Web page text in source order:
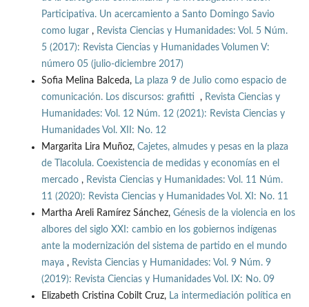
Participativa. Un acercamiento a Santo Domingo Savio
como lugar , Revista Ciencias y Humanidades: Vol. 5 Núm.
5 (2017): Revista Ciencias y Humanidades Volumen V:
número 05 (julio-diciembre 2017)
Sofia Melina Balceda, La plaza 9 de Julio como espacio de
comunicación. Los discursos: grafitti , Revista Ciencias y
Humanidades: Vol. 12 Núm. 12 (2021): Revista Ciencias y
Humanidades Vol. XII: No. 12
Margarita Lira Muñoz, Cajetes, almudes y pesas en la plaza
de Tlacolula. Coexistencia de medidas y economías en el
mercado , Revista Ciencias y Humanidades: Vol. 11 Núm.
11 (2020): Revista Ciencias y Humanidades Vol. XI: No. 11
Martha Areli Ramírez Sánchez, Génesis de la violencia en los
albores del siglo XXI: cambio en los gobiernos indígenas
ante la modernización del sistema de partido en el mundo
maya , Revista Ciencias y Humanidades: Vol. 9 Núm. 9
(2019): Revista Ciencias y Humanidades Vol. IX: No. 09
Elizabeth Cristina Cobilt Cruz, La intermediación política en